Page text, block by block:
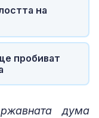
на
пробиват
дума